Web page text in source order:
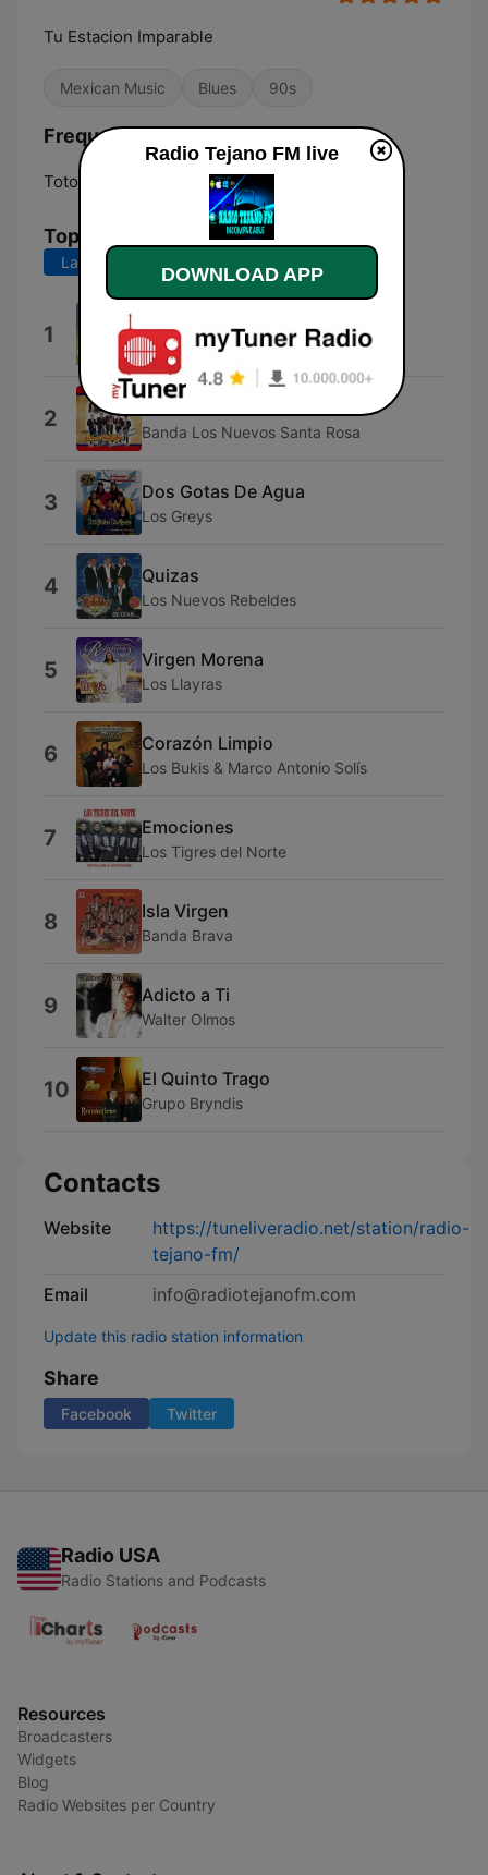
Tu Estacion Imparable
Mexican Music Blues 90s
Frequencies Radio Tejano FM:
Totonicapán:
Top Songs
Last 7 days
1 Rosita la Palenquera
Los Caminantes
2 Banda Los Nuevos Santa Rosa
3 Dos Gotas De Agua
Los Greys
4 Quizas
Los Nuevos Rebeldes
5 Virgen Morena
Los Llayras
6 Corazón Limpio
Los Bukis & Marco Antonio Solís
7 Emociones
Los Tigres del Norte
8 Isla Virgen
Banda Brava
9 Adicto a Ti
Walter Olmos
10 El Quinto Trago
Grupo Bryndis
Contacts
Website
https://tuneliveradio.net/station/radio-
tejano-fm/
Email
info@radiotejanofm.com
Update this radio station information
Share
Facebook Twitter
Radio USA
Radio Stations and Podcasts
Resources
Broadcasters
Widgets
Blog
Radio Websites per Country
Radio Tejano FM live
DOWNLOAD APP